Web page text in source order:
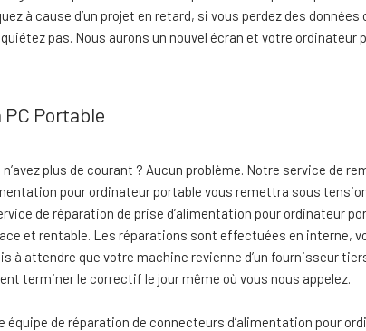
à cause d’un projet en retard, si vous perdez des données
pas. Nous aurons un nouvel écran et votre ordinateur
Portable
n’avez plus de courant ? Aucun problème. Notre service de
pour ordinateur portable vous remettra sous
de réparation de prise d’alimentation pour ordinateur
et rentable. Les réparations sont effectuées en interne,
à attendre que votre machine revienne d’un fournisseur
terminer le correctif le jour même où vous nous appelez.
équipe de réparation de connecteurs d’alimentation pour